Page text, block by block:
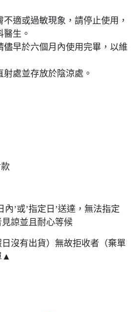
適或過敏現象，請停止使用，
生。
儘早於六個月內使用完畢，以維
處並存放於陰涼處。
內’或’指定日’送達，無法指定
諒並且耐心等候
沒有出貨）無故拒收者（棄單
▲